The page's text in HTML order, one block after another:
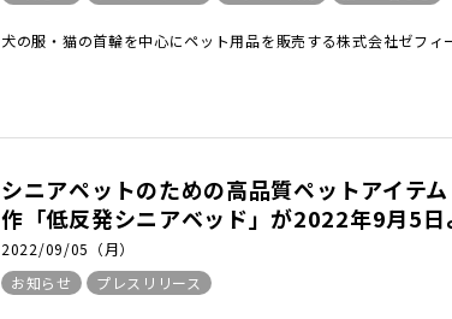
犬の服・猫の首輪を中心にペット用品を販売する株式会社ゼフ
シニアペットのための高品質ペットアイテ
作「低反発シニアベッド」が2022年9月5日
2022/09/05（月）
お知らせ
プレスリリース